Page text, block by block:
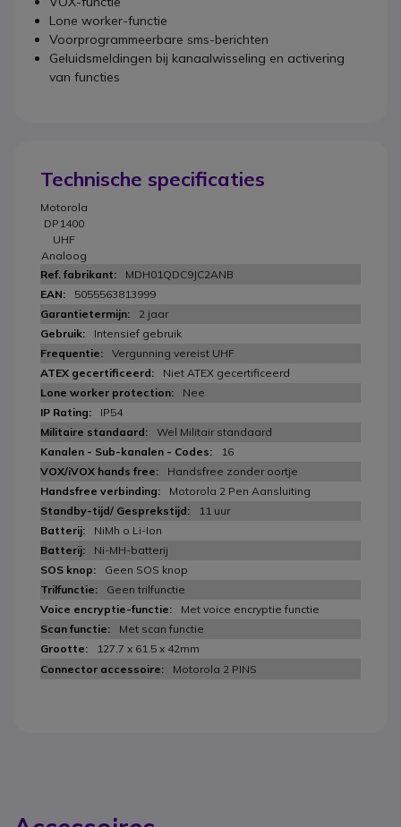
Lone worker-functie
Voorprogrammeerbare sms-berichten
Geluidsmeldingen bij kanaalwisseling en activering
van functies
Technische specificaties
Motorola
DP1400
UHF
Analoog
MDH01QDC9JC2ANB
5055563813999
2 jaar
Intensief gebruik
Vergunning vereist UHF
Niet ATEX gecertificeerd
Nee
IP54
Wel Militair standaard
16
Handsfree zonder oortje
Motorola 2 Pen Aansluiting
11 uur
NiMh o Li-Ion
Ni-MH-batterij
Geen SOS knop
Geen trilfunctie
Met voice encryptie functie
Met scan functie
127.7 x 61.5 x 42mm
Motorola 2 PINS